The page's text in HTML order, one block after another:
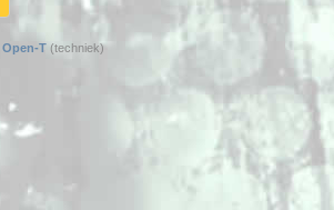
Open-T (techniek)